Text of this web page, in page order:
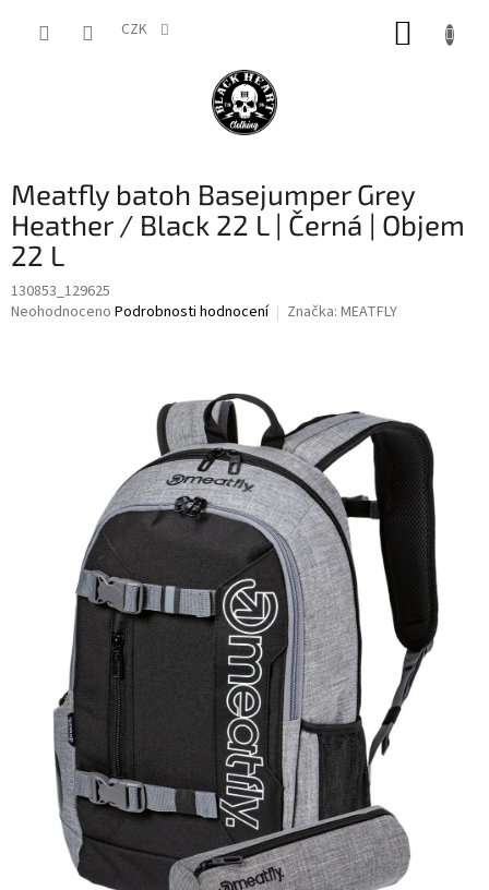
CZK
Meatfly batoh Basejumper Grey
Heather / Black 22 L | Černá | Objem
22 L
130853_129625
Průměrné
Neohodnoceno Podrobnosti hodnocení Značka: MEATFLY